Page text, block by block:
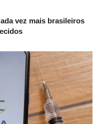
vez mais brasileiros